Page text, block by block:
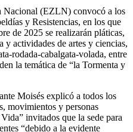
Nacional (EZLN) convocó a los
y Resistencias, en los que
de 2025 se realizarán pláticas,
y actividades de artes y ciencias,
rodada-cabalgata-volada, entre
la temática de “la Tormenta y
Moisés explicó a todos los
movimientos y personas
invitados que la sede para
“debido a la evidente